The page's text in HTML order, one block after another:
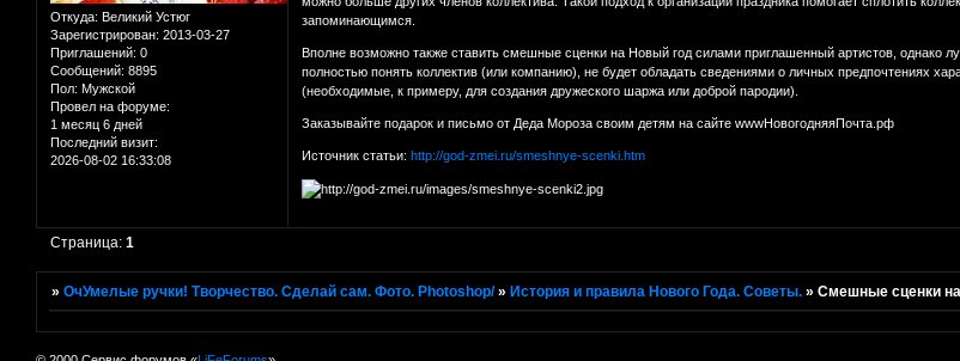
Откуда: Великий Устюг
Зарегистрирован: 2013-03-27
Приглашений: 0
Сообщений: 8895
Пол: Мужской
Провел на форуме:
1 месяц 6 дней
Последний визит:
2026-08-02 16:33:08
запоминающимся.
Вполне возможно также ставить смешные сценки на Новый год силами приглашенный артистов, однако
полностью понять коллектив (или компанию), не будет обладать сведениями о личных предпочтениях
(необходимые, к примеру, для создания дружеского шаржа или доброй пародии).
Заказывайте подарок и письмо от Деда Мороза своим детям на сайте wwwНовогодняяПочта.рф
Источник статьи:http://god-zmei.ru/smeshnye-scenki.htm
Страница:1
»ОчУмелые ручки! Творчество. Сделай сам. Фото. Photoshop/ » История и правила Нового Года. Советы. »Смешные сценки